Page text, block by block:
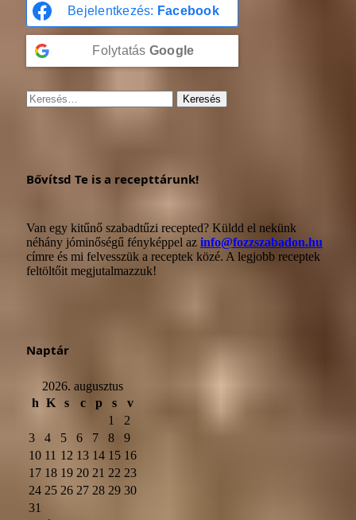
Bejelentkezés: Facebook
Folytatás Google
Keresés:
Bővítsd Te is a recepttárunk!
Van egy kitűnő szabadtűzi recepted? Küldd el nekünk
néhány jóminőségű fényképpel az info@fozzszabadon.hu
címre és mi felvesszük a receptek közé. A legjobb receptek
feltöltőit megjutalmazzuk!
Naptár
2026. augusztus
h K s c p s
v
1
2
3
4 5 6 7 8
9
10 11 12 13 14 15 16
17 18 19 20 21 22 23
24 25 26 27 28 29 30
31